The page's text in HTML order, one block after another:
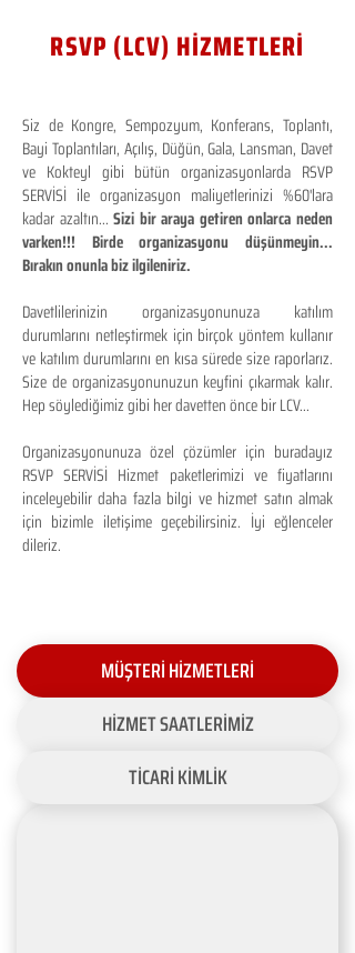
RSVP (LCV) HİZMETLERİ
Siz de Kongre, Sempozyum, Konferans, Toplantı,
Bayi Toplantıları, Açılış, Düğün, Gala, Lansman, Davet
ve Kokteyl gibi bütün organizasyonlarda RSVP
SERVİSİ ile organizasyon maliyetlerinizi %60'lara
kadar azaltın...Sizi bir araya getiren onlarca neden
varken!!! Birde organizasyonu düşünmeyin...
Bırakın onunla biz ilgileniriz.
Davetlilerinizin organizasyonunuza katılım
durumlarını netleştirmek için birçok yöntem kullanır
ve katılım durumlarını en kısa sürede size raporlarız.
Size de organizasyonunuzun keyfini çıkarmak kalır.
Hep söylediğimiz gibi her davetten önce bir LCV...
Organizasyonunuza özel çözümler için buradayız
RSVP SERVİSİ Hizmet paketlerimizi ve fiyatlarını
inceleyebilir daha fazla bilgi ve hizmet satın almak
için bizimle iletişime geçebilirsiniz. İyi eğlenceler
dileriz.
MÜŞTERİ HİZMETLERİ
HİZMET SAATLERİMİZ
TİCARİ KİMLİK